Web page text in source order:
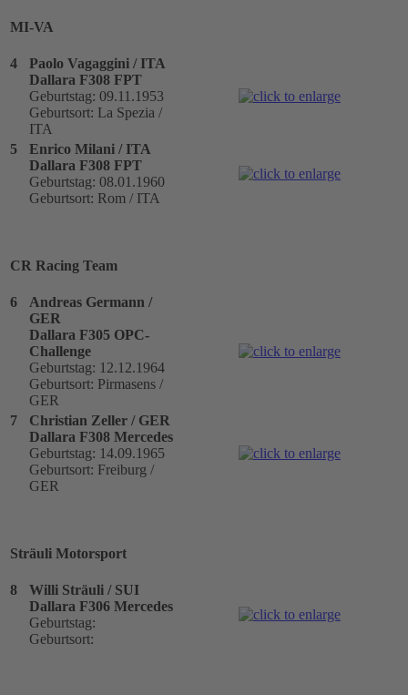
MI-VA
4
Paolo Vagaggini / ITA
Dallara F308 FPT
Geburtstag: 09.11.1953
Geburtsort: La Spezia /
ITA
5
Enrico Milani / ITA
Dallara F308 FPT
Geburtstag: 08.01.1960
Geburtsort: Rom / ITA
CR Racing Team
6
Andreas Germann /
GER
Dallara F305 OPC-
Challenge
Geburtstag: 12.12.1964
Geburtsort: Pirmasens /
GER
7
Christian Zeller / GER
Dallara F308 Mercedes
Geburtstag: 14.09.1965
Geburtsort: Freiburg /
GER
Sträuli Motorsport
8
Willi Sträuli / SUI
Dallara F306 Mercedes
Geburtstag:
Geburtsort: